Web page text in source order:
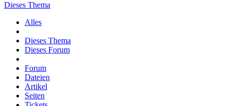
Dieses Thema
Alles
Dieses Thema
Dieses Forum
Forum
Dateien
Artikel
Seiten